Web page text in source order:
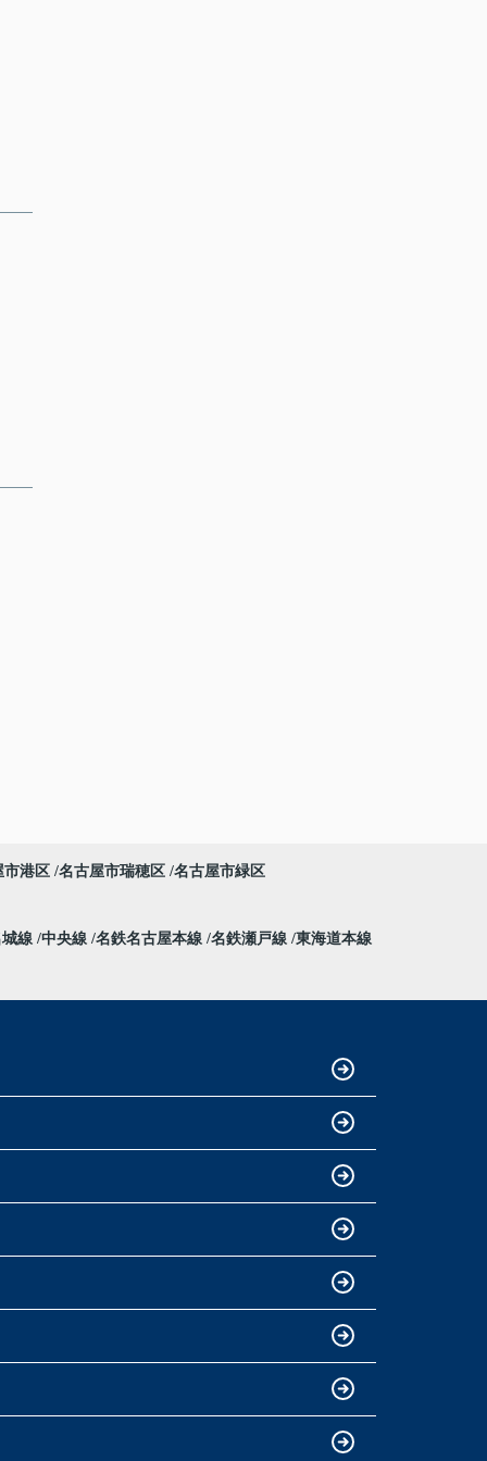
市港区 名古屋市瑞穂区 名古屋市緑区
線 中央線 名鉄名古屋本線 名鉄瀬戸線 東海道本線